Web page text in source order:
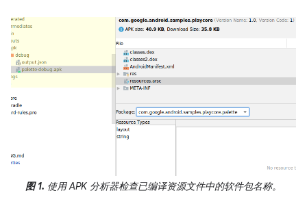
图 1. 使用 APK 分析器检查已编译资源文件中的软件包名称。